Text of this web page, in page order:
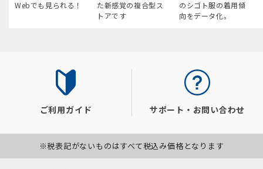
Webでも見られる！
た新感覚の複合型ス
トアです
のシゴト服の着用傾
向をデータ化。
ご利用ガイド サポート・お問い合わせ
※税表記がないものはすべて税込み価格となります